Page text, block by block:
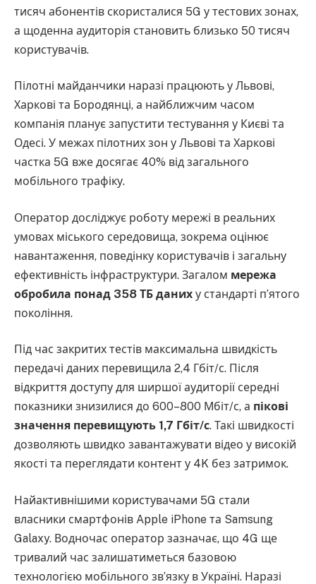
тисяч абонентів скористалися 5G у тестових зонах,
а щоденна аудиторія становить близько 50 тисяч
користувачів.
Пілотні майданчики наразі працюють у Львові,
Харкові та Бородянці, а найближчим часом
компанія планує запустити тестування у Києві та
Одесі. У межах пілотних зон у Львові та Харкові
частка 5G вже досягає 40% від загального
мобільного трафіку.
Оператор досліджує роботу мережі в реальних
умовах міського середовища, зокрема оцінює
навантаження, поведінку користувачів і загальну
ефективність інфраструктури. Загалом мережа
обробила понад 358 ТБ даних у стандарті п’ятого
покоління.
Під час закритих тестів максимальна швидкість
передачі даних перевищила 2,4 Гбіт/с. Після
відкриття доступу для ширшої аудиторії середні
показники знизилися до 600–800 Мбіт/с, а пікові
значення перевищують 1,7 Гбіт/с. Такі швидкості
дозволяють швидко завантажувати відео у високій
якості та переглядати контент у 4K без затримок.
Найактивнішими користувачами 5G стали
власники смартфонів Apple iPhone та Samsung
Galaxy. Водночас оператор зазначає, що 4G ще
тривалий час залишатиметься базовою
технологією мобільного зв’язку в Україні. Наразі